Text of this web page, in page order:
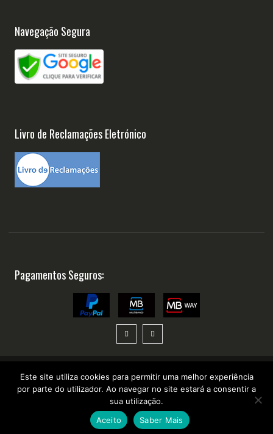
Navegação Segura
Livro de Reclamações Eletrónico
Pagamentos Seguros:
Copyright ©2025 Suplementosonline.pt
WhatsApp Chat
Este site utiliza cookies para permitir uma melhor experiência
por parte do utilizador. Ao navegar no site estará a consentir a
sua utilização.
Aceito
Saber Mais